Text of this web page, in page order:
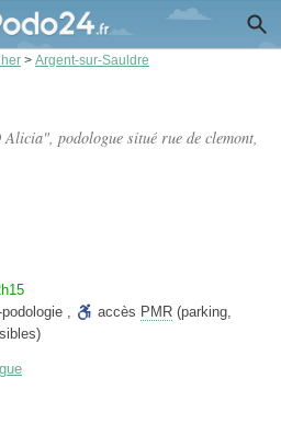
> Argent-sur-Sauldre
podologue situé rue de clemont,
, accès PMR (parking,